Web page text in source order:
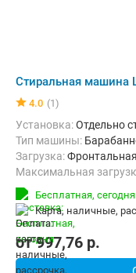
Стиральная машина
4.0 (1)
Установка:Отдельно
Тип машины:
загрузка:Фронтальная
Максимальная
Количество программ:
Дополнительные
Безопасность:
Защита
Бесплатная, сегодня
карта, наличные,
от997,76 p.